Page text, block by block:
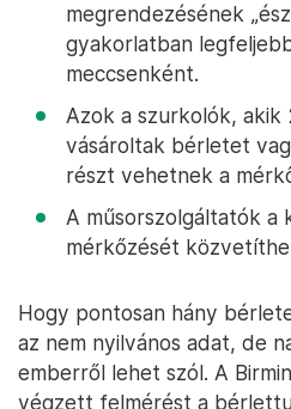
megrendezésének
gyakorlatban
meccsenként.
Azok a szurkolók, akik
vásároltak bérletet
részt vehetnek a
A műsorszolgáltatók a
mérkőzését
Hogy pontosan hány
az nem nyilvános adat, de
emberről lehet szól. A
végzett felmérést a